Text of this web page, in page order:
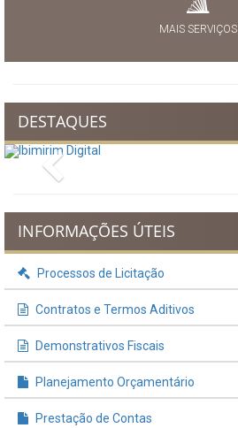
MAIS SERVIÇOS
DESTAQUES
Previous
INFORMAÇÕES ÚTEIS
Processos de Licitação
Contratos e Termos Aditivos
Demonstrativos Fiscais
Planejamento Orçamentário
Prestação de Contas